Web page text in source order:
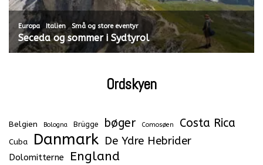
Europa, Italien,Små og store eventyr
Seceda og sommer i Sydtyrol
Ordskyen
Belgien Bologna Brügge bøger Comosøen Costa Rica
Cuba Danmark De Ydre Hebrider
Dolomitterne England